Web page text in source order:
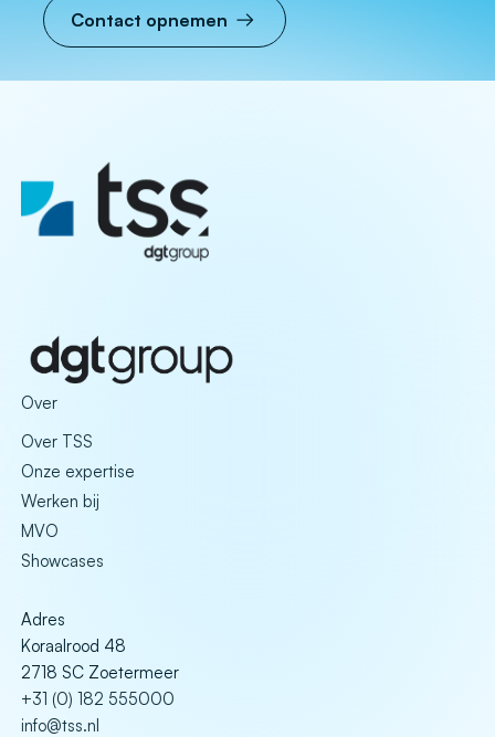
Contact opnemen
Over
Over TSS
Onze expertise
Werken bij
MVO
Showcases
Adres
Koraalrood 48
2718 SC Zoetermeer
+31 (0) 182 555000
info@tss.nl